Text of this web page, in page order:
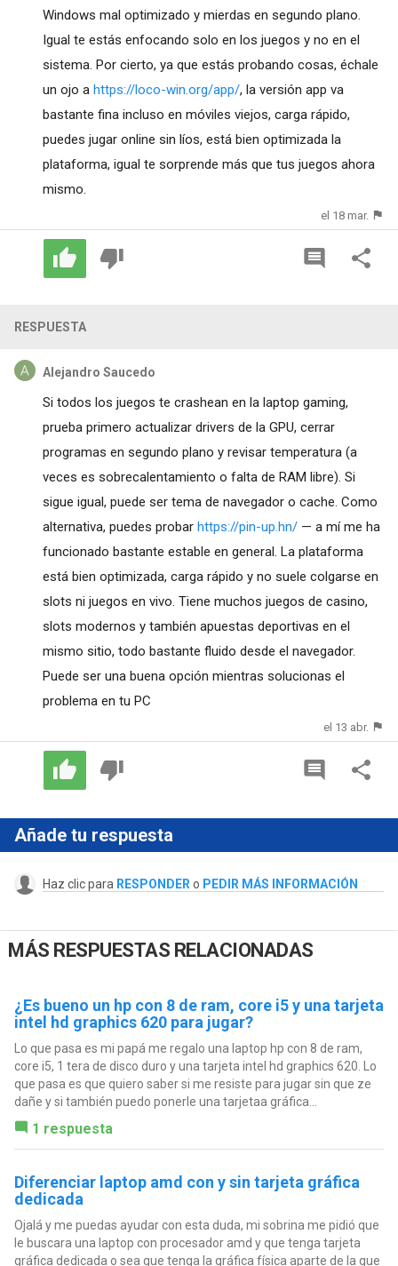
Windows mal optimizado y mierdas en segundo plano.
Igual te estás enfocando solo en los juegos y no en el
sistema. Por cierto, ya que estás probando cosas, échale
un ojo a https://loco-win.org/app/, la versión app va
bastante fina incluso en móviles viejos, carga rápido,
puedes jugar online sin líos, está bien optimizada la
plataforma, igual te sorprende más que tus juegos ahora
mismo.
el 18 mar.
RESPUESTA
Alejandro Saucedo
Si todos los juegos te crashean en la laptop gaming,
prueba primero actualizar drivers de la GPU, cerrar
programas en segundo plano y revisar temperatura (a
veces es sobrecalentamiento o falta de RAM libre). Si
sigue igual, puede ser tema de navegador o cache. Como
alternativa, puedes probar https://pin-up.hn/— a mí me ha
funcionado bastante estable en general. La plataforma
está bien optimizada, carga rápido y no suele colgarse en
slots ni juegos en vivo. Tiene muchos juegos de casino,
slots modernos y también apuestas deportivas en el
mismo sitio, todo bastante fluido desde el navegador.
Puede ser una buena opción mientras solucionas el
problema en tu PC
el 13 abr.
Añade tu respuesta
Haz clic para RESPONDER o PEDIR MÁS INFORMACIÓN
MÁS RESPUESTAS RELACIONADAS
¿Es bueno un hp con 8 de ram, core i5 y una tarjeta
intel hd graphics 620 para jugar?
Lo que pasa es mi papá me regalo una laptop hp con 8 de ram,
core i5, 1 tera de disco duro y una tarjeta intel hd graphics 620. Lo
que pasa es que quiero saber si me resiste para jugar sin que ze
dañe y si también puedo ponerle una tarjetaa gráfica...
1 respuesta
Diferenciar laptop amd con y sin tarjeta gráfica
dedicada
Ojalá y me puedas ayudar con esta duda, mi sobrina me pidió que
le buscara una laptop con procesador amd y que tenga tarjeta
gráfica dedicada o sea que tenga la gráfica física aparte de la que